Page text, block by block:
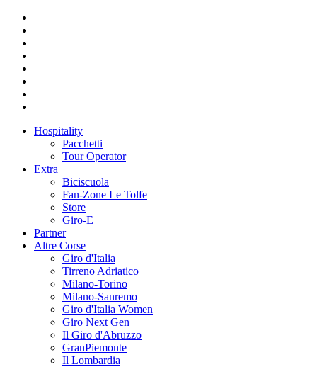
Hospitality
Pacchetti
Tour Operator
Extra
Biciscuola
Fan-Zone Le Tolfe
Store
Giro-E
Partner
Altre Corse
Giro d'Italia
Tirreno Adriatico
Milano-Torino
Milano-Sanremo
Giro d'Italia Women
Giro Next Gen
Il Giro d'Abruzzo
GranPiemonte
Il Lombardia